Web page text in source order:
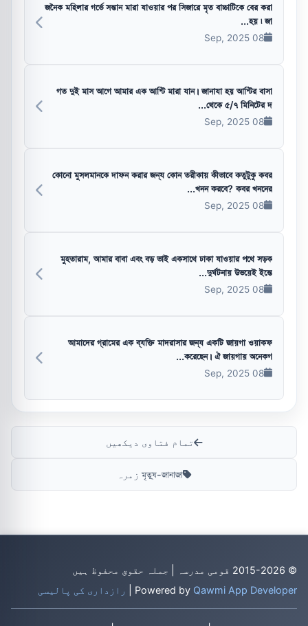
জনৈক মহিলার গর্ভে সন্তান মারা যাওয়ার পর সিজারে মৃত বাচ্চাটিকে বের করা
হয় ৷ জা...
08 Sep, 2025
গত দুই মাস আগে আমার এক আন্টি মারা যান। জানাযা হয় আন্টির বাসা
থেকে ৫/৭ মিনিটের দ...
08 Sep, 2025
কোনো মুসলমানকে দাফন করার জন্য কোন তরীকায় কীভাবে কতুটুকু কবর
খনন করবে? কবর খননের...
08 Sep, 2025
মুহতারাম, আমার বাবা এবং বড় ভাই একসাথে ঢাকা যাওয়ার পথে সড়ক
দুর্ঘটনায় উভয়েই ইন্তে...
08 Sep, 2025
আমাদের গ্রামের এক ব্যক্তি মাদরাসার জন্য একটি জায়গা ওয়াকফ
করেছেন। ঐ জায়গায় অনেকগ...
08 Sep, 2025
تمام فتاوی دیکھیں
মৃত্যু-জানাজা زمرہ
© 2015-2026 قومی مدرسہ | جملہ حقوق محفوظ ہیں
Powered by Qawmi App Developer رازداری کی پالیسی